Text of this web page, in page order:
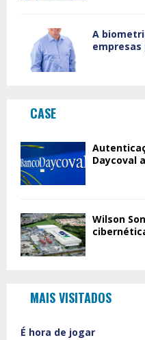
A
CASE
Daycoval
Wilson
MAIS VISITADOS
É hora de jogar